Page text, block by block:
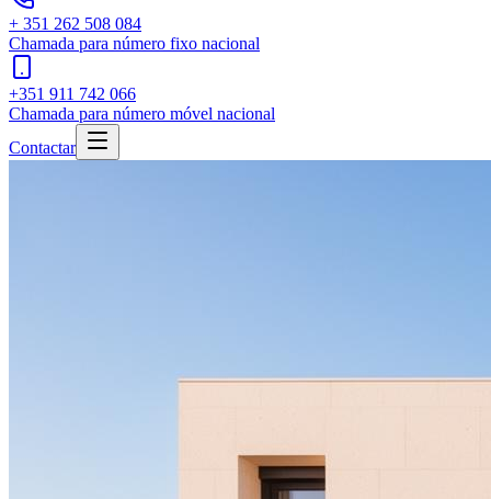
+ 351 262 508 084
Chamada para número fixo nacional
+351 911 742 066
Chamada para número móvel nacional
Contactar